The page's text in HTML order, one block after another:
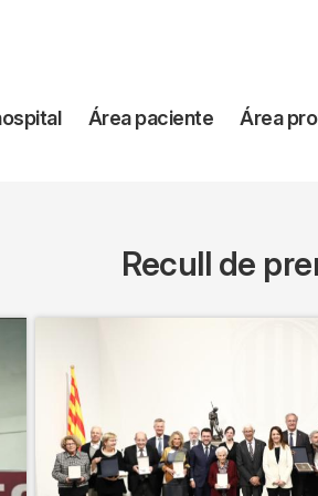
Área paciente Área
Recull de